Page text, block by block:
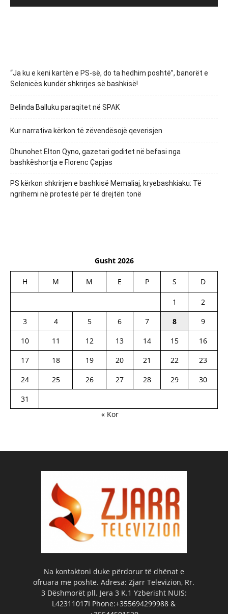
“Ja ku e keni kartën e PS-së, do ta hedhim poshtë”, banorët e
Selenicës kundër shkrirjes së bashkisë!
Belinda Balluku paraqitet në SPAK
Kur narrativa kërkon të zëvendësojë qeverisjen
Dhunohet Elton Qyno, gazetari goditet në befasi nga
bashkëshortja e Florenc Çapjas
PS kërkon shkrirjen e bashkisë Memaliaj, kryebashkiaku: Të
ngrihemi në protestë për të drejtën tonë
Gusht 2026
H M M E P S D
1
2
3
4 5 6 7 8
9
10
11 12 13 14 15
16
17
18 19 20 21 22
23
24
25 26 27 28 29
30
31
« Kor
Na kontaktoni duke përdorur të dhënat e
ofruara më poshtë. Adresa: Zjarr Televizion, Rr.
3 Dëshmorët pll. Jera 3 K.1 Yzberisht NUIS:
L42311017I Phone:+355694299988 &